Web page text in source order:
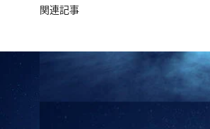
関連記事